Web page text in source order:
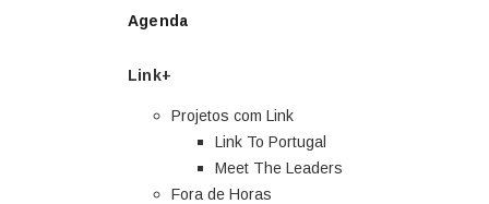
Agenda
Link+
Projetos com Link
Link To Portugal
Meet The Leaders
Fora de Horas